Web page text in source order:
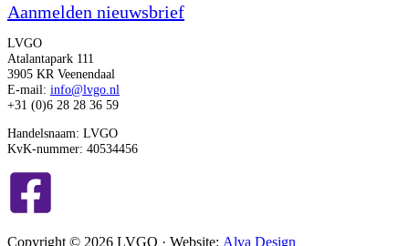
Aanmelden nieuwsbrief
LVGO
Atalantapark 111
3905 KR Veenendaal
E-mail: info@lvgo.nl
+31 (0)6 28 28 36 59
Handelsnaam: LVGO
KvK-nummer: 40534456
Copyright © 2026 LVGO · Website: Alva Design